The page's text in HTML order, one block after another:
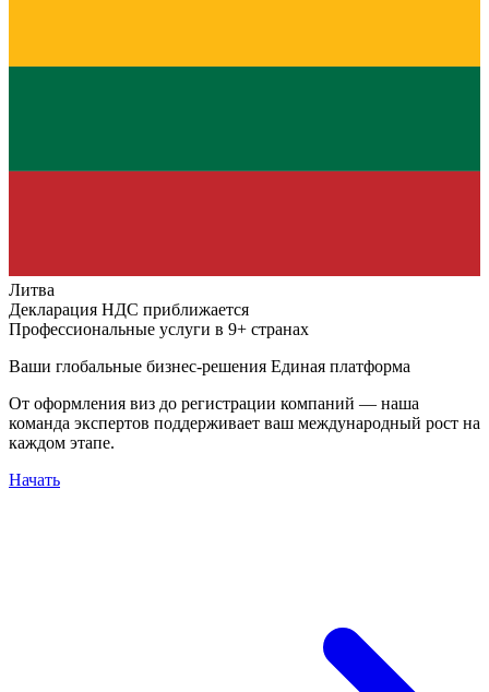
Литва
Декларация НДС приближается
Профессиональные услуги в 9+ странах
Ваши глобальные бизнес-решения Единая платформа
От оформления виз до регистрации компаний — наша
команда экспертов поддерживает ваш международный рост на
каждом этапе.
Начать